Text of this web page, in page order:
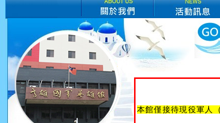
本館僅接待現役軍人